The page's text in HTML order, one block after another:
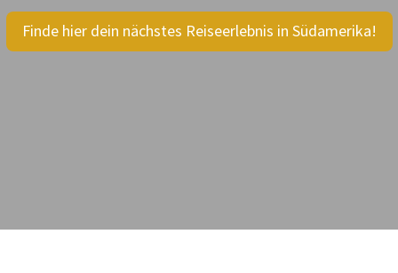
Finde hier dein nächstes Reiseerlebnis in Südamerika!